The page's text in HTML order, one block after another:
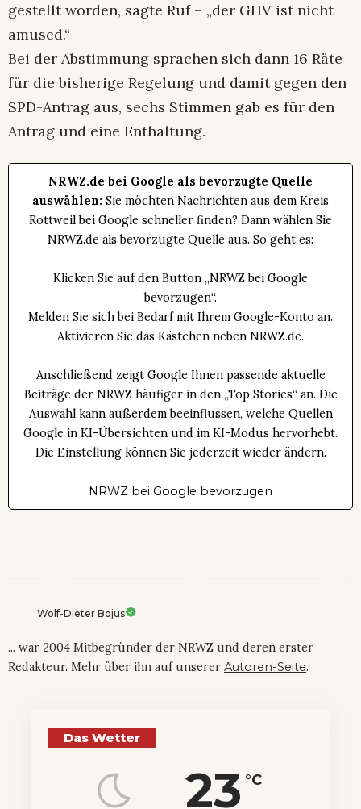
gestellt worden, sagte Ruf – „der GHV ist nicht
amused.“
Bei der Abstimmung sprachen sich dann 16 Räte
für die bisherige Regelung und damit gegen den
SPD-Antrag aus, sechs Stimmen gab es für den
Antrag und eine Enthaltung.
NRWZ.de bei Google als bevorzugte Quelle
auswählen: Sie möchten Nachrichten aus dem Kreis
Rottweil bei Google schneller finden? Dann wählen Sie
NRWZ.de als bevorzugte Quelle aus. So geht es:
Klicken Sie auf den Button „NRWZ bei Google
bevorzugen“.
Melden Sie sich bei Bedarf mit Ihrem Google-Konto an.
Aktivieren Sie das Kästchen neben NRWZ.de.
Anschließend zeigt Google Ihnen passende aktuelle
Beiträge der NRWZ häufiger in den „Top Stories“ an. Die
Auswahl kann außerdem beeinflussen, welche Quellen
Google in KI-Übersichten und im KI-Modus hervorhebt.
Die Einstellung können Sie jederzeit wieder ändern.
NRWZ bei Google bevorzugen
Wolf-Dieter Bojus
... war 2004 Mitbegründer der NRWZ und deren erster
Redakteur. Mehr über ihn auf unserer Autoren-Seite.
Das Wetter
23 °C